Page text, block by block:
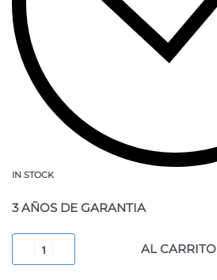
IN STOCK
3 AÑOS DE GARANTIA
AL CARRITO